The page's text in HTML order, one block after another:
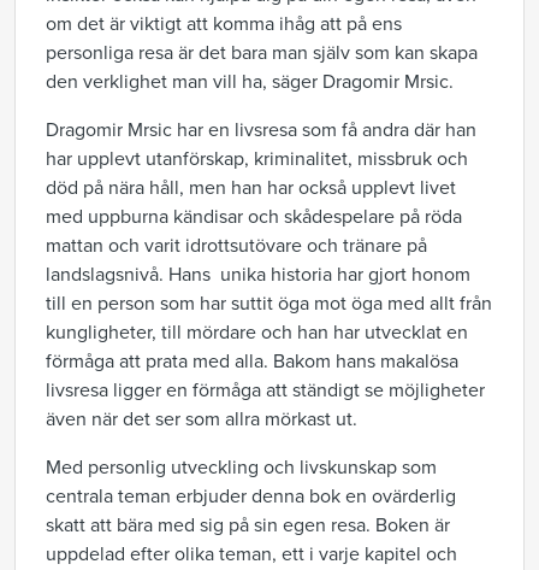
om det är viktigt att komma ihåg att på ens
personliga resa är det bara man själv som kan skapa
den verklighet man vill ha, säger Dragomir Mrsic.
Dragomir Mrsic har en livsresa som få andra där han
har upplevt utanförskap, kriminalitet, missbruk och
död på nära håll, men han har också upplevt livet
med uppburna kändisar och skådespelare på röda
mattan och varit idrottsutövare och tränare på
landslagsnivå. Hans unika historia har gjort honom
till en person som har suttit öga mot öga med allt från
kungligheter, till mördare och han har utvecklat en
förmåga att prata med alla. Bakom hans makalösa
livsresa ligger en förmåga att ständigt se möjligheter
även när det ser som allra mörkast ut.
Med personlig utveckling och livskunskap som
centrala teman erbjuder denna bok en ovärderlig
skatt att bära med sig på sin egen resa. Boken är
uppdelad efter olika teman, ett i varje kapitel och